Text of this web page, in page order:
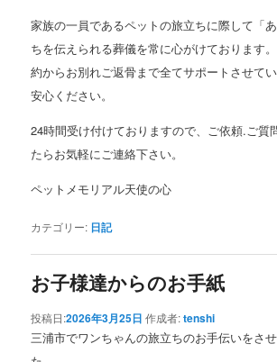
家族の一員であるペットの旅立ちに際して「
ちを伝えられる葬儀を常に心がけております
約からお別れご返骨まで全てサポートさせて
安心ください。
24時間受け付けておりますので、ご依頼.ご質
たらお気軽にご連絡下さい。
ペットメモリアル天使の心
カテゴリー: 日記
お子様達からのお手紙
投稿日:2026年3月25日 作成者:tenshi
三浦市でワンちゃんの旅立ちのお手伝いをさ